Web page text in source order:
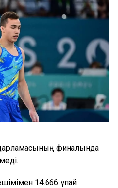
финалында
14.666 ұпай